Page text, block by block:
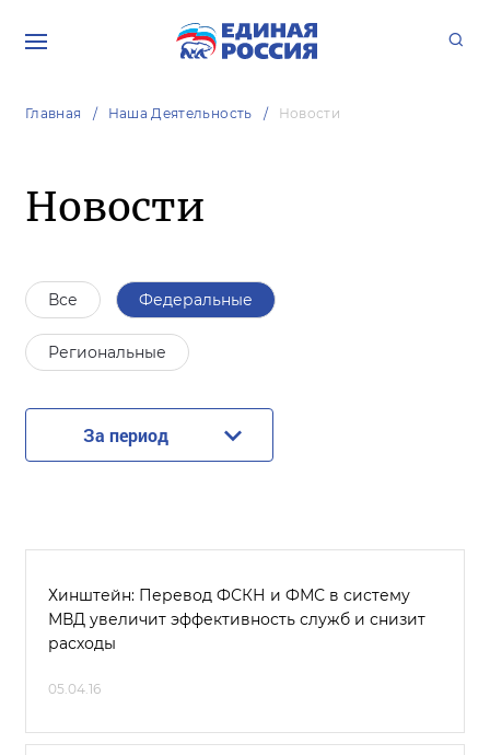
Главная Наша Деятельность Новости
Новости
Все Федеральные
Региональные
За период
Хинштейн: Перевод ФСКН и ФМС в систему
МВД увеличит эффективность служб и снизит
расходы
05.04.16